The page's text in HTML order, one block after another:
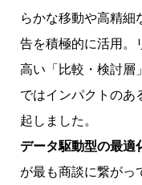
らかな移動や高精細
告を積極的に活用。
高い「比較・検討層
ではインパクトのあ
起しました。
データ駆動型の最適
が最も商談に繋がっ